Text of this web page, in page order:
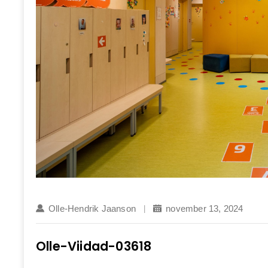
Olle-Hendrik Jaanson november 13, 2024
Olle-Viidad-03618